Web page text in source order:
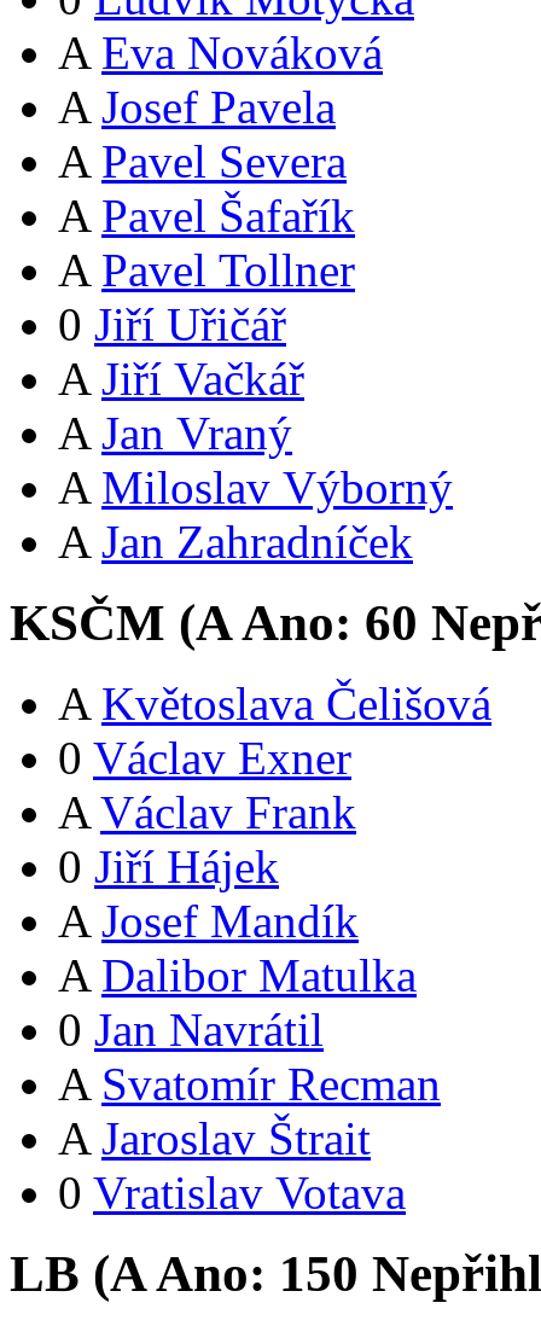
A Eva Nováková
A Josef Pavela
A Pavel Severa
A Pavel Šafařík
A Pavel Tollner
0 Jiří Uřičář
A Jiří Vačkář
A Jan Vraný
A Miloslav Výborný
A Jan Zahradníček
KSČM (AAno: 60
A Květoslava Čelišová
0 Václav Exner
A Václav Frank
0 Jiří Hájek
A Josef Mandík
A Dalibor Matulka
0 Jan Navrátil
A Svatomír Recman
A Jaroslav Štrait
0 Vratislav Votava
LB (AAno: 150